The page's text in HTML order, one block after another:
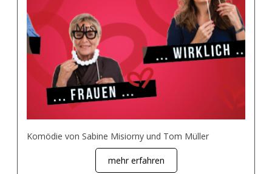
Komödie von Sabine Misiorny und Tom Müller
mehr erfahren